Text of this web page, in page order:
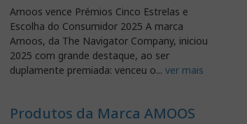
Amoos vence Prémios Cinco Estrelas e
Escolha do Consumidor 2025 A marca
Amoos, da The Navigator Company, iniciou
2025 com grande destaque, ao ser
duplamente premiada: venceu o... ver mais
Produtos da Marca AMOOS